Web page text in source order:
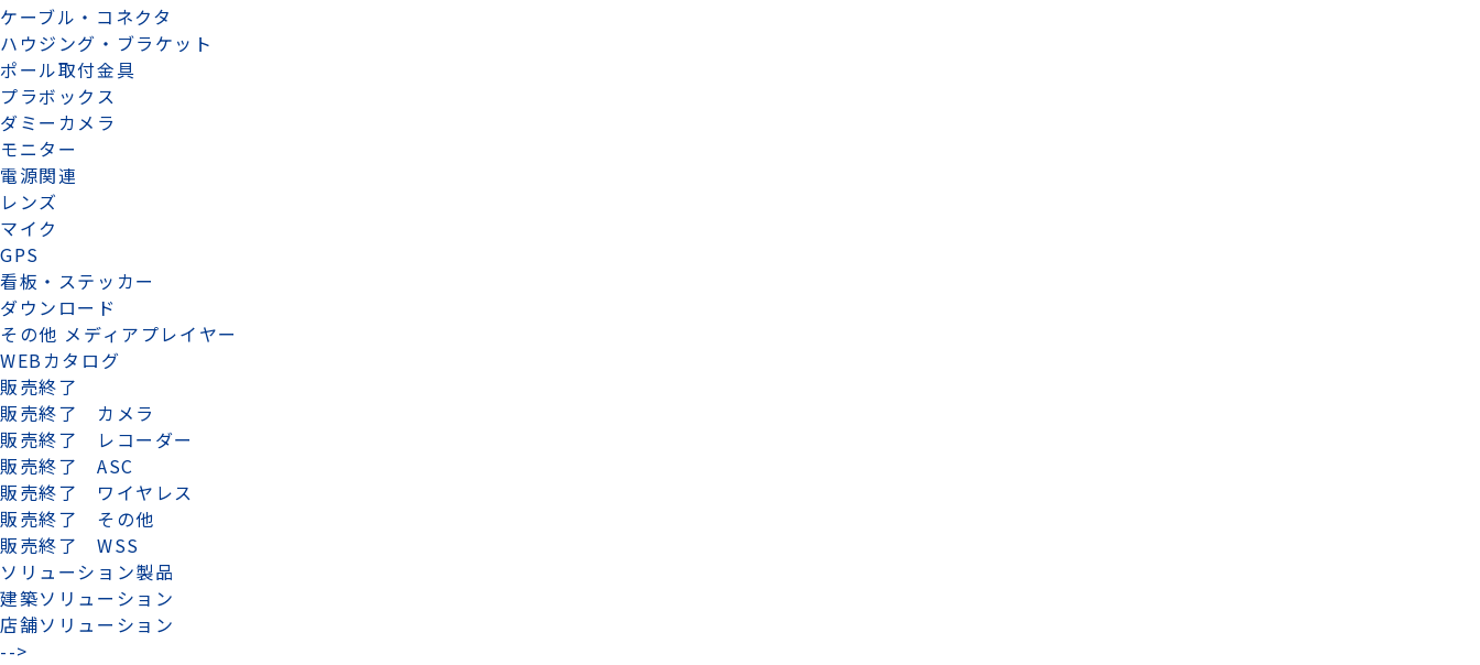
ケーブル・コネクタ
ハウジング・ブラケット
ポール取付金具
プラボックス
ダミーカメラ
モニター
電源関連
レンズ
マイク
GPS
看板・ステッカー
ダウンロード
その他 メディアプレイヤー
WEBカタログ
販売終了
販売終了 カメラ
販売終了 レコーダー
販売終了 ASC
販売終了 ワイヤレス
販売終了 その他
販売終了 WSS
ソリューション製品
建築ソリューション
店舗ソリューション
-->